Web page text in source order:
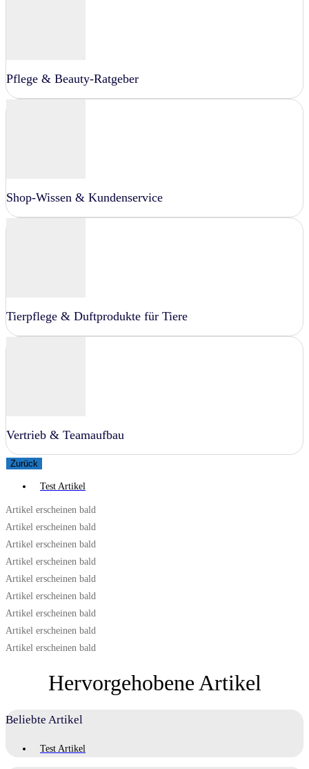
Pflege & Beauty-Ratgeber
Shop-Wissen & Kundenservice
Tierpflege & Duftprodukte für Tiere
Vertrieb & Teamaufbau
Zurück
Test Artikel
Artikel erscheinen bald
Artikel erscheinen bald
Artikel erscheinen bald
Artikel erscheinen bald
Artikel erscheinen bald
Artikel erscheinen bald
Artikel erscheinen bald
Artikel erscheinen bald
Artikel erscheinen bald
Hervorgehobene Artikel
Beliebte Artikel
Test Artikel